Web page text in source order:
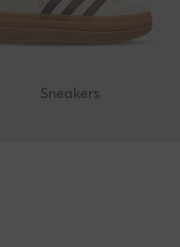
Sneakers